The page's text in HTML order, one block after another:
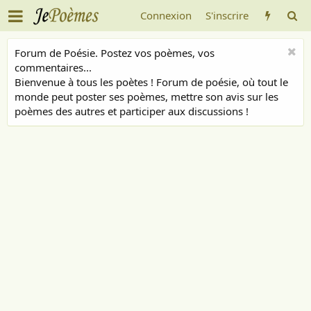
Connexion S'inscrire
Forum de Poésie. Postez vos poèmes, vos
commentaires...
Bienvenue à tous les poètes ! Forum de poésie, où tout le
monde peut poster ses poèmes, mettre son avis sur les
poèmes des autres et participer aux discussions !